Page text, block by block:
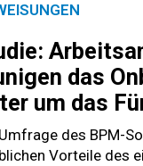
das
um das
des BPM-
Vorteile des